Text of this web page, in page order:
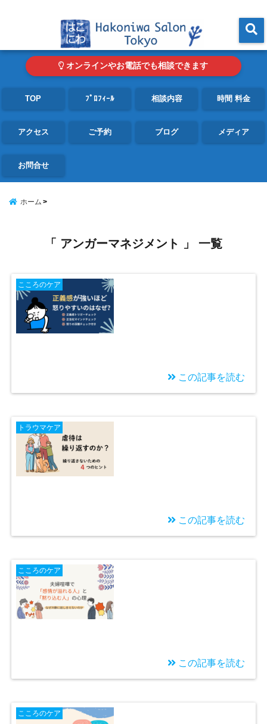
オンラインやお電話でも相談できます
TOP ﾌﾟﾛﾌｨｰﾙ 相談内容 時間 料金
アクセス ご予約 ブログ メディア
お問合せ
ホーム
「 アンガーマネジメント 」 一覧
こころのケア
りやすいのはなぜか
「正当化マインド」と
幼少期体験の関係
この記事を読む
トラウマケア
本当か？虐待を繰り返
さないためにできるこ
と
この記事を読む
こころのケア
れる人」と「黙り込む
この記事を読む
こころのケア